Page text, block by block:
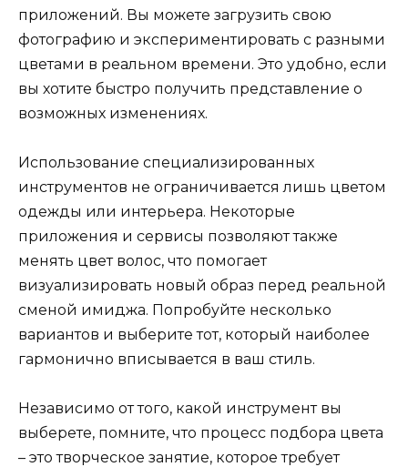
приложений. Вы можете загрузить свою
фотографию и экспериментировать с разными
цветами в реальном времени. Это удобно, если
вы хотите быстро получить представление о
возможных изменениях.
Использование специализированных
инструментов не ограничивается лишь цветом
одежды или интерьера. Некоторые
приложения и сервисы позволяют также
менять цвет волос, что помогает
визуализировать новый образ перед реальной
сменой имиджа. Попробуйте несколько
вариантов и выберите тот, который наиболее
гармонично вписывается в ваш стиль.
Независимо от того, какой инструмент вы
выберете, помните, что процесс подбора цвета
– это творческое занятие, которое требует